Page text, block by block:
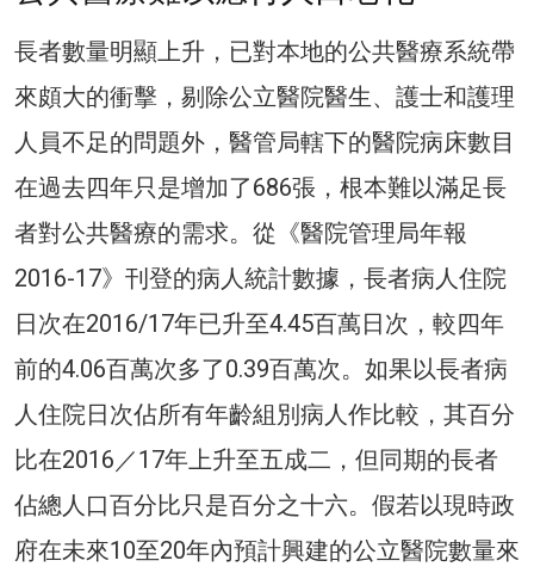
長者數量明顯上升，已對本地的公共醫療系統帶
來頗大的衝擊，剔除公立醫院醫生、護士和護理
人員不足的問題外，醫管局轄下的醫院病床數目
在過去四年只是增加了686張，根本難以滿足長
者對公共醫療的需求。從《醫院管理局年報
2016-17》刊登的病人統計數據，長者病人住院
日次在2016/17年已升至4.45百萬日次，較四年
前的4.06百萬次多了0.39百萬次。如果以長者病
人住院日次佔所有年齡組別病人作比較，其百分
比在2016／17年上升至五成二，但同期的長者
佔總人口百分比只是百分之十六。假若以現時政
府在未來10至20年內預計興建的公立醫院數量來